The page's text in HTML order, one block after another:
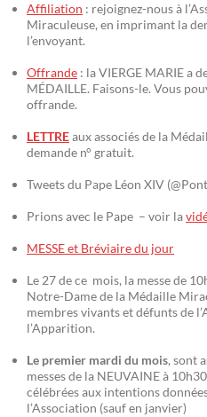
Affiliation : rejoignez-nous à
Miraculeuse, en imprimant la
l’envoyant.
Offrande : la VIERGE MARIE a
MÉDAILLE. Faisons-le. Vous
offrande.
LETTREaux associés de la
demande n° gratuit.
Tweets du Pape Léon XIV
Prions avec le Pape – voir la
MESSE et Bréviaire du jour
Le 27 de ce mois, la messe de
Notre-Dame de la Médaille
membres vivants et défunts de
l’Apparition.
Le premier mardi du mois, sont
messes de la NEUVAINE à
célébrées aux intentions
l’Association (sauf en janvier)